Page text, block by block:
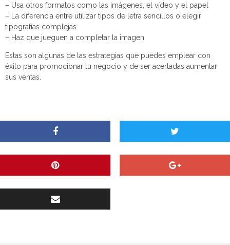
– Usa otros formatos como las imágenes, el vídeo y el papel
– La diferencia entre utilizar tipos de letra sencillos o elegir
tipografías complejas
– Haz que jueguen a completar la imagen
Estas son algunas de las estrategias que puedes emplear con
éxito para promocionar tu negocio y de ser acertadas aumentar
sus ventas.